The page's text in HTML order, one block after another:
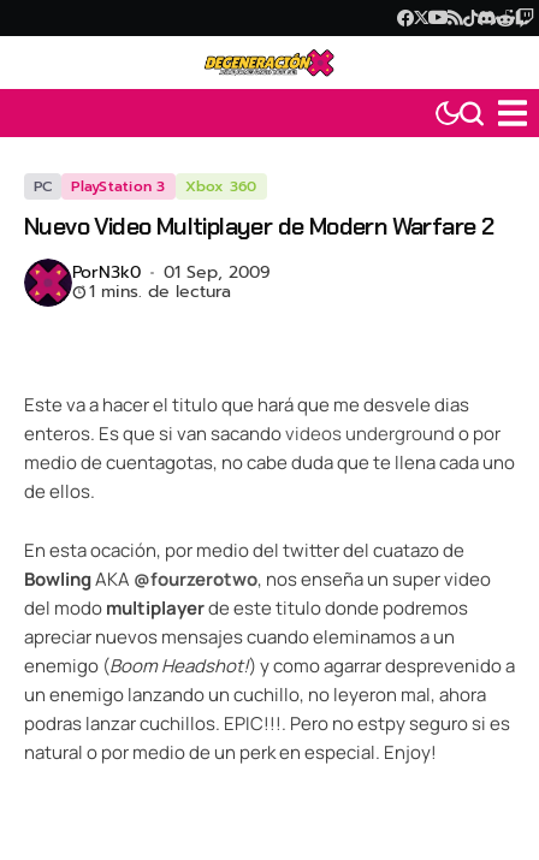
PC PlayStation 3 Xbox 360
Nuevo Video Multiplayer de Modern Warfare 2
PorN3k0 01 Sep, 2009
1 mins. de lectura
Este va a hacer el titulo que hará que me desvele dias
enteros. Es que si van sacandovideos undergroundo por
medio de cuentagotas, no cabe duda que te llena cada uno
de ellos.
En esta ocación, por medio del twitter del cuatazo de
BowlingAKA @fourzerotwo, nos enseña un super video
del modomultiplayerde este titulo donde podremos
apreciar nuevos mensajes cuando eleminamos a un
enemigo (Boom Headshot!) y como agarrar desprevenido a
un enemigo lanzando un cuchillo, no leyeron mal, ahora
podras lanzar cuchillos. EPIC!!!. Pero no estpy seguro si es
natural o por medio de un perk en especial. Enjoy!